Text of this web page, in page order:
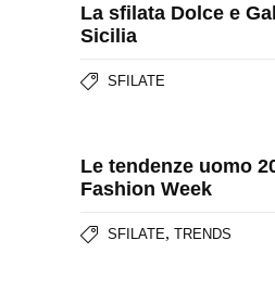
La sfilata Dolce e
Sicilia
SFILATE
Le tendenze uomo
Fashion Week
SFILATE, TRENDS